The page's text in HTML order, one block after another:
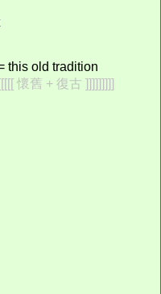
this old tradition
懷舊 + 復古 ]]]]]]]]]